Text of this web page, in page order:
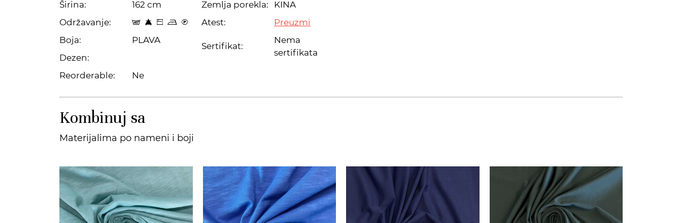
Širina:
162 cm
Održavanje:
t 8 Z o C
Boja:
PLAVA
Dezen:
Reorderable:
Ne
Zemlja porekla:
KINA
Atest:
Preuzmi
Sertifikat:
Nema
sertifikata
Kombinuj sa
Materijalima po nameni i boji